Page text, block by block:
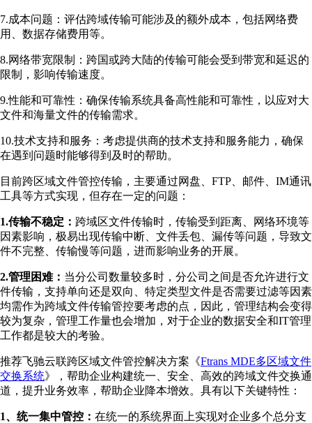
7.成本问题：评估跨域传输可能涉及的额外成本，包括网络费
用、数据存储费用等。
8.网络带宽限制：跨国或跨大陆的传输可能会受到带宽和延迟的
限制，影响传输速度。
9.性能和可靠性：确保传输系统具备高性能和可靠性，以应对大
文件和海量文件的传输需求。
10.技术支持和服务：考虑提供商的技术支持和服务能力，确保
在遇到问题时能够得到及时的帮助。
目前跨区域文件管控传输，主要通过网盘、FTP、邮件、IM通讯
工具等方式实现，但存在一定的问题：
1.传输不稳定： 跨域区文件传输时，传输受到距离、网络环境等
因素影响，极易出现传输中断、文件丢包、漏传等问题，导致文
件不完整、传输慢等问题，进而影响业务的开展。
2.管理困难： 当分公司数量较多时，分公司之间是否允许进行文
件传输，支持单向还是双向、特定类型文件是否需要过滤等因素
均需作为跨域文件传输管控要考虑的点，因此，管理结构会变得
较为复杂，管理工作量也会增加，对于企业的数据安全和IT管理
工作都是较大的考验。
推荐⻜驰云联跨区域文件管控解决⽅案《Ftrans MDE多区域文件
交换系统》，帮助企业构建统⼀、安全、⾼效的跨域⽂件交换通
道，提升业务效率，帮助企业降本增效。具有以下关键特性：
1、统一集中管控： 在统一的系统界面上实现对企业多个总分支